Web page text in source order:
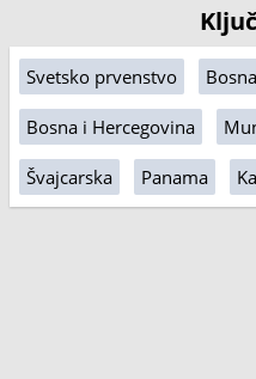
Svetsko prvenstvo Bosna
Bosna i Hercegovina
Švajcarska Panama